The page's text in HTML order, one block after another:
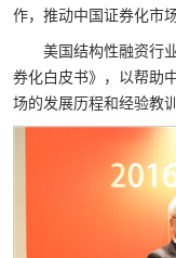
作，推动中国证券化市
美国结构性融资行
券化白皮书》，以帮助
场的发展历程和经验教训